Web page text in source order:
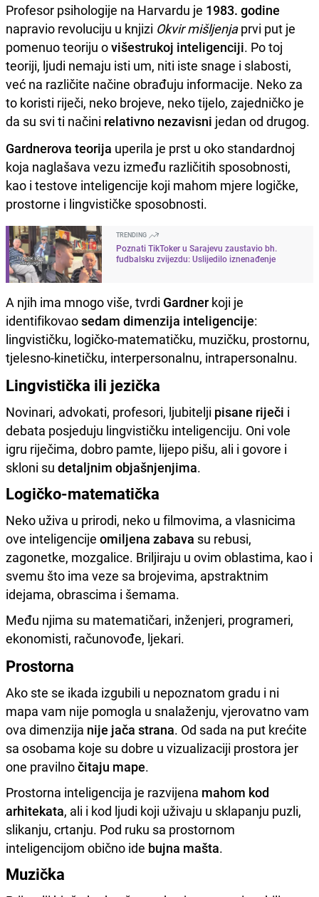
Profesor psihologije na Harvardu je 1983. godine
napravio revoluciju u knjizi Okvir mišljenjaprvi put je
pomenuo teoriju ovišestrukoj inteligenciji. Po toj
teoriji, ljudi nemaju isti um, niti iste snage i slabosti,
već na različite načine obrađuju informacije. Neko za
to koristi riječi, neko brojeve, neko tijelo, zajedničko je
da su svi ti načini relativno nezavisni jedan od drugog.
Gardnerova teorija uperila je prst u oko standardnoj
koja naglašava vezu između različitih sposobnosti,
kao i testove inteligencije koji mahom mjere logičke,
prostorne i lingvističke sposobnosti.
TRENDING
Poznati TikToker u Sarajevu zaustavio bh.
fudbalsku zvijezdu: Uslijedilo iznenađenje
A njih ima mnogo više, tvrdi Gardner koji je
identifikovaosedam dimenzija inteligencije:
lingvističku, logičko-matematičku, muzičku, prostornu,
tjelesno-kinetičku, interpersonalnu, intrapersonalnu.
Lingvistička ili jezička
Novinari, advokati, profesori, ljubitelji pisane riječi i
debata posjeduju lingvističku inteligenciju. Oni vole
igru riječima, dobro pamte, lijepo pišu, ali i govore i
skloni su detaljnim objašnjenjima.
Logičko-matematička
Neko uživa u prirodi, neko u filmovima, a vlasnicima
ove inteligencije omiljena zabava su rebusi,
zagonetke, mozgalice. Briljiraju u ovim oblastima, kao i
svemu što ima veze sa brojevima, apstraktnim
idejama, obrascima i šemama.
Među njima su matematičari, inženjeri, programeri,
ekonomisti, računovođe, ljekari.
Prostorna
Ako ste se ikada izgubili u nepoznatom gradu i ni
mapa vam nije pomogla u snalaženju, vjerovatno vam
ova dimenzija nije jača strana. Od sada na put krećite
sa osobama koje su dobre u vizualizaciji prostora jer
one pravilnočitaju mape.
Prostorna inteligencija je razvijena mahom kod
arhitekata, ali i kod ljudi koji uživaju u sklapanju puzli,
slikanju, crtanju. Pod ruku sa prostornom
inteligencijom obično ide bujna mašta.
Muzička